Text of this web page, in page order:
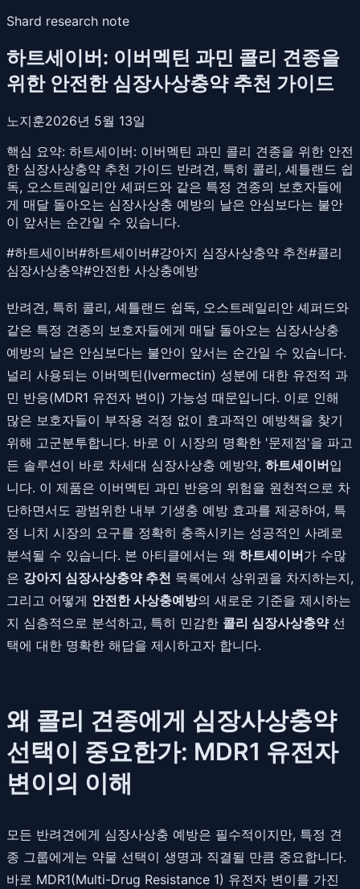
Shard research note
하트세이버: 이버멕틴 과민 콜리 견종을
위한 안전한 심장사상충약 추천 가이드
노지훈2026년 5월 13일
핵심 요약: 하트세이버: 이버멕틴 과민 콜리 견종을 위한 안전
한 심장사상충약 추천 가이드 반려견, 특히 콜리, 셰틀랜드 쉽
독, 오스트레일리안 셰퍼드와 같은 특정 견종의 보호자들에
게 매달 돌아오는 심장사상충 예방의 날은 안심보다는 불안
이 앞서는 순간일 수 있습니다.
#하트세이버#하트세이버#강아지 심장사상충약 추천#콜리
심장사상충약#안전한 사상충예방
반려견, 특히 콜리, 셰틀랜드 쉽독, 오스트레일리안 셰퍼드와
같은 특정 견종의 보호자들에게 매달 돌아오는 심장사상충
예방의 날은 안심보다는 불안이 앞서는 순간일 수 있습니다.
널리 사용되는 이버멕틴(Ivermectin) 성분에 대한 유전적 과
민 반응(MDR1 유전자 변이) 가능성 때문입니다. 이로 인해
많은 보호자들이 부작용 걱정 없이 효과적인 예방책을 찾기
위해 고군분투합니다. 바로 이 시장의 명확한 '문제점'을 파고
든 솔루션이 바로 차세대 심장사상충 예방약, 하트세이버입
니다. 이 제품은 이버멕틴 과민 반응의 위험을 원천적으로 차
단하면서도 광범위한 내부 기생충 예방 효과를 제공하여, 특
정 니치 시장의 요구를 정확히 충족시키는 성공적인 사례로
분석될 수 있습니다. 본 아티클에서는 왜 하트세이버가 수많
은 강아지 심장사상충약 추천 목록에서 상위권을 차지하는지,
그리고 어떻게 안전한 사상충예방의 새로운 기준을 제시하는
지 심층적으로 분석하고, 특히 민감한 콜리 심장사상충약선
택에 대한 명확한 해답을 제시하고자 합니다.
왜 콜리 견종에게 심장사상충약
선택이 중요한가: MDR1 유전자
변이의 이해
모든 반려견에게 심장사상충 예방은 필수적이지만, 특정 견
종 그룹에게는 약물 선택이 생명과 직결될 만큼 중요합니다.
바로 MDR1(Multi-Drug Resistance 1) 유전자 변이를 가진